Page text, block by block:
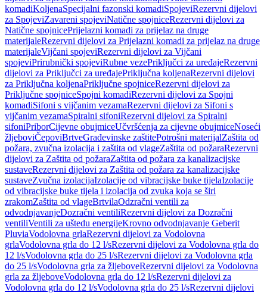
komadiKoljenaSpecijalni fazonski komadiSpojeviRezervni dijelovi
za SpojeviZavareni spojeviNatične spojniceRezervni dijelovi za
Natične spojnicePrijelazni komadi za prijelaz na druge
materijaleRezervni dijelovi za Prijelazni komadi za prijelaz na druge
materijaleVijčani spojeviRezervni dijelovi za Vijčani
spojeviPrirubnički spojeviRubne vezePriključci za uređajeRezervni
dijelovi za Priključci za uređajePriključna koljenaRezervni dijelovi
za Priključna koljenaPriključne spojniceRezervni dijelovi za
Priključne spojniceSpojni komadiRezervni dijelovi za Spojni
komadiSifoni s vijčanim vezamaRezervni dijelovi za Sifoni s
vijčanim vezamaSpiralni sifoniRezervni dijelovi za Spiralni
sifoniPriborCijevne obujmiceUčvršćenja za cijevne obujmiceNoseći
žljeboviČepoviBrtveGrađevinske zaštitePotrošni materijalZaštita od
požara, zvučna izolacija i zaštita od vlageZaštita od požaraRezervni
dijelovi za Zaštita od požaraZaštita od požara za kanalizacijske
sustaveRezervni dijelovi za Zaštita od požara za kanalizacijske
sustaveZvučna izolacijaIzolacije od vibracijske buke tijelaIzolacije
od vibracijske buke tijela i izolacija od zvuka koja se širi
zrakomZaštita od vlageBrtvilaOdzračni ventili za
odvodnjavanjeDozračni ventiliRezervni dijelovi za Dozračni
ventiliVentili za uštedu energijeKrovno odvodnjavanje Geberit
PluviaVodolovna grlaRezervni dijelovi za Vodolovna
grlaVodolovna grla do 12 l/sRezervni dijelovi za Vodolovna grla do
12 l/sVodolovna grla do 25 l/sRezervni dijelovi za Vodolovna grla
do 25 l/sVodolovna grla za žljeboveRezervni dijelovi za Vodolovna
grla za žljeboveVodolovna grla do 12 l/sRezervni dijelovi za
Vodolovna grla do 12 l/sVodolovna grla do 25 l/sRezervni dijelovi